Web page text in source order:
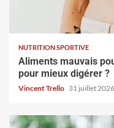
NUTRITION SPORTIVE
Aliments mauvais
pour mieux digérer ?
Vincent Trello 31 juillet 2026